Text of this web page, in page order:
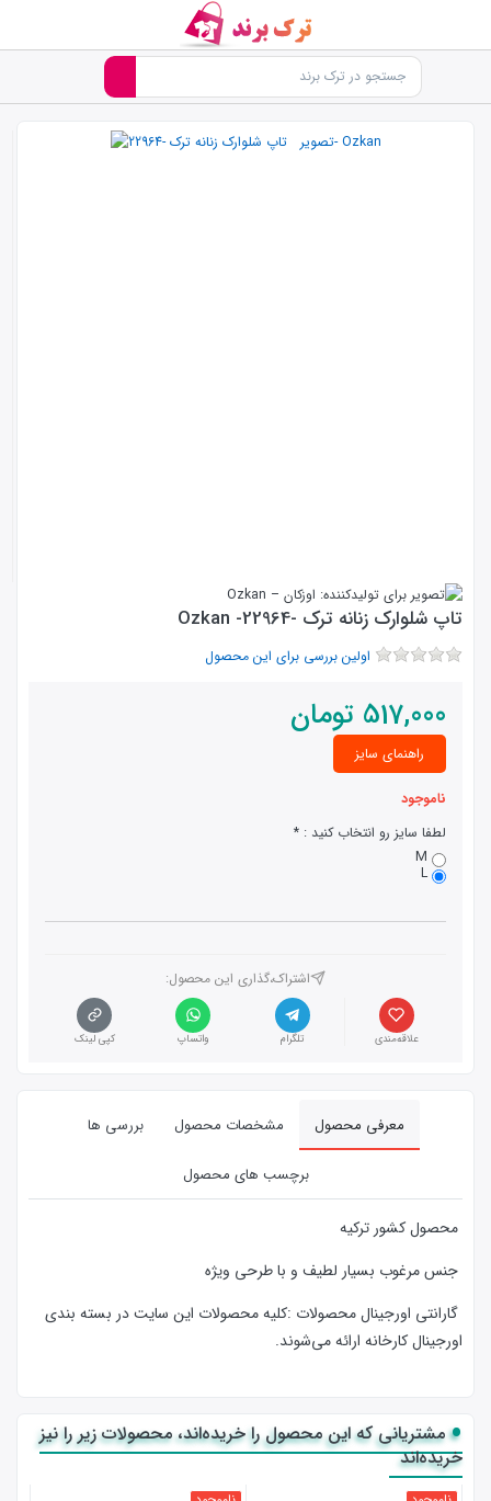
تاپ شلوارک زنانه ترک -22964- Ozkan
اولین بررسی برای این محصول
517,000 تومان
راهنمای سایز
ناموجود
لطفا سایز رو انتخاب کنید :
M
L
اشتراک،گذاری این محصول‌:
علاقه‌مندی تلگرام واتساپ کپی لینک
معرفی محصول مشخصات محصول بررسی ها
برچسب های محصول
محصول کشور ترکیه
جنس مرغوب بسیار لطیف و با طرحی ویژه
گارانتی اورجینال محصولات :كليه محصولات این سایت در بسته بندی
اورجینال کارخانه ارائه‌‌ می‌شوند.
مشتریانی که این محصول را خریده‌اند، محصولات زیر را نیز
خریده‌اند